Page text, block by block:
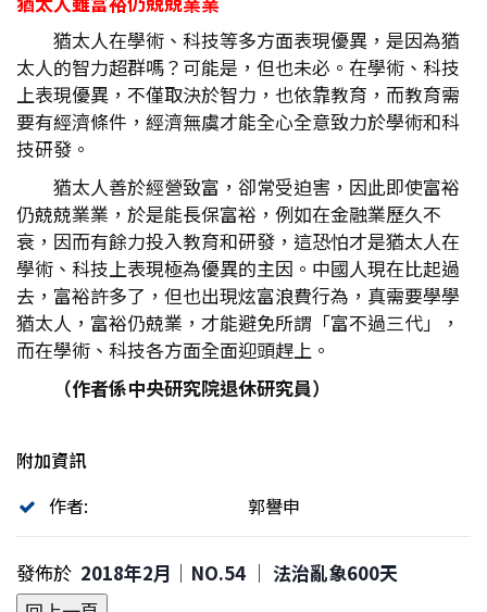
猶太人在學術、科技等多方面表現優異，是因為猶
太人的智力超群嗎？可能是，但也未必。在學術、科技
上表現優異，不僅取決於智力，也依靠教育，而教育需
要有經濟條件，經濟無虞才能全心全意致力於學術和科
技研發。
猶太人善於經營致富，卻常受迫害，因此即使富裕
仍兢兢業業，於是能長保富裕，例如在金融業歷久不
衰，因而有餘力投入教育和研發，這恐怕才是猶太人在
學術、科技上表現極為優異的主因。中國人現在比起過
去，富裕許多了，但也出現炫富浪費行為，真需要學學
猶太人，富裕仍兢業，才能避免所謂「富不過三代」，
而在學術、科技各方面全面迎頭趕上。
（作者係中央研究院退休研究員）
附加資訊
作者:
郭譽申
發佈於 2018年2月｜NO.54 │ 法治亂象600天